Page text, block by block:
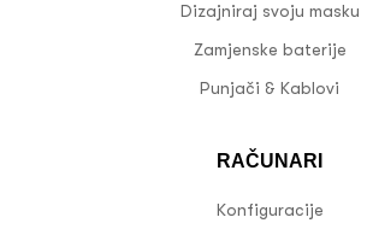
Dizajniraj svoju masku
Zamjenske baterije
Punjači & Kablovi
RAČUNARI
Konfiguracije